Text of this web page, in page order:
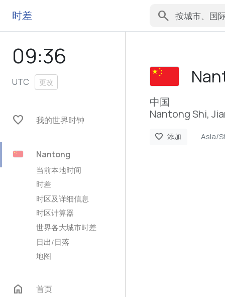
时差 search
09:36
UTC 更改
favorite 我的世界时钟
Nantong
当前本地时间
时差
时区及详细信息
时区计算器
世界各大城市时差
日出/日落
地图
home
首页
中国
Nantong Shi,
favorite 添加 Asia/